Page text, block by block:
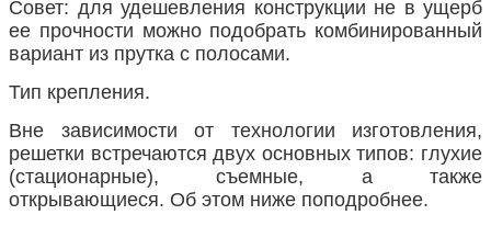
Совет: для удешевления конструкции не в ущерб
ее прочности можно подобрать комбинированный
вариант из прутка с полосами.
Тип крепления.
Вне зависимости от технологии изготовления,
решетки встречаются двух основных типов: глухие
(стационарные), съемные, а также
открывающиеся. Об этом ниже поподробнее.